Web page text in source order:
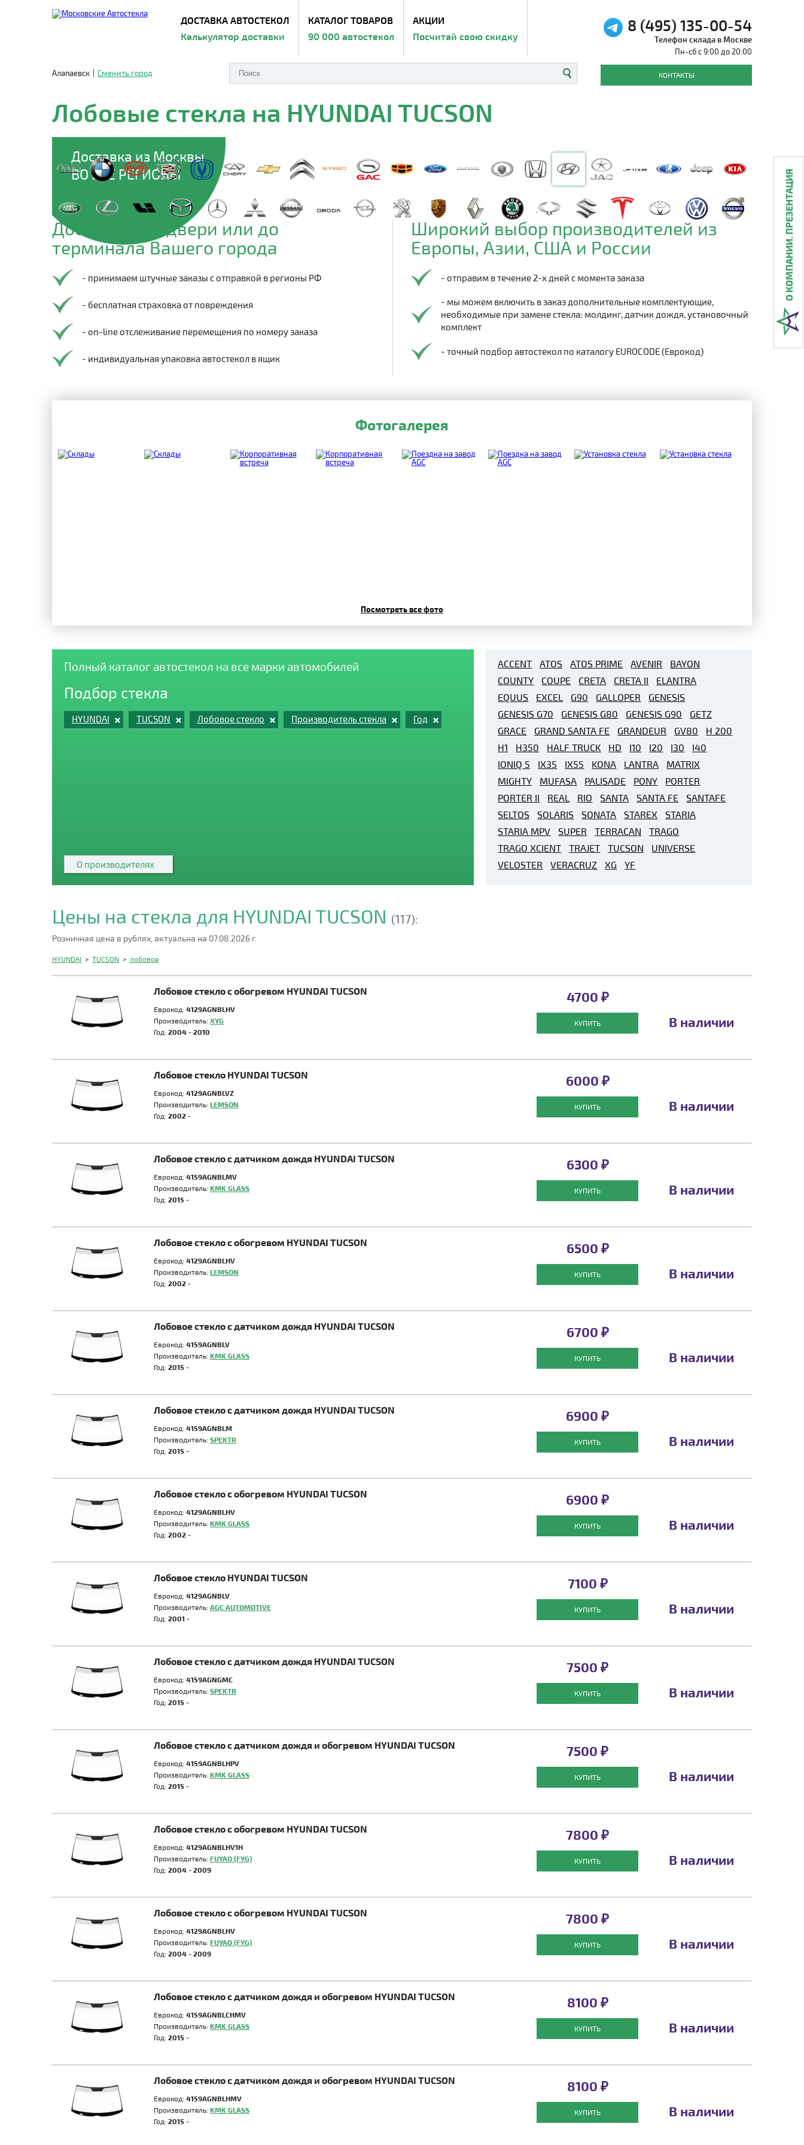
ДОСТАВКА АВТОСТЕКОЛ
Калькулятор доставки
КАТАЛОГ ТОВАРОВ
90 000 автостекол
АКЦИИ
Посчитай свою скидку
Алапаевск Сменить город
8 (495) 135-00-54
Телефон склада в Москве
Пн-сб с 9:00 до 20:00
КОНТАКТЫ
Лобовые стекла на HYUNDAI TUCSON
Доставка из Москвы
ВО ВСЕ РЕГИОНЫ
Доставим до двери или до
терминала Вашего города
- принимаем штучные заказы с отправкой в регионы РФ
- бесплатная страховка от повреждения
- on-line отслеживание перемещения по номеру заказа
- индивидуальная упаковка автостекол в ящик
Широкий выбор производителей из
Европы, Азии, США и России
- отправим в течение 2-х дней с момента заказа
- мы можем включить в заказ дополнительные комплектующие,
необходимые при замене стекла: молдинг, датчик дождя, установочный
комплект
- точный подбор автостекол по каталогу EUROCODE (Еврокод)
Фотогалерея
Посмотреть все фото
Полный каталог автостекол на все марки автомобилей
Подбор стекла
HYUNDAI TUCSON Лобовое стекло Производитель стекла Год
О производителях
ACCENT ATOS ATOS PRIME AVENIR
BAYON
COUNTY
COUPE CRETA CRETA II
ELANTRA
EQUUS
EXCEL G90 GALLOPER
GENESIS
GENESIS G70
GENESIS G80 GENESIS G90
GETZ
GRACE
GRAND SANTA FE GRANDEUR GV80
H 200
H1
H350 HALF TRUCK HD I10 I20 I30
I40
IONIQ 5
IX35 IX55 KONA LANTRA
MATRIX
MIGHTY
MUFASA PALISADE PONY
PORTER
PORTER II
REAL RIO SANTA SANTA FE
SANTAFE
SELTOS
SOLARIS SONATA STAREX
STARIA
STARIA MPV
SUPER TERRACAN
TRAGO
TRAGO XCIENT
TRAJET TUCSON
UNIVERSE
VELOSTER
VERACRUZ XG YF
Цены на стекла для HYUNDAI TUCSON (117):
Розничная цена в рублях, актуальна на 07.08.2026 г.
HYUNDAI > TUCSON > лобовое
Лобовое стекло с обогревом HYUNDAI TUCSON
Еврокод: 4129AGNBLHV
Производитель: XYG
Год: 2004 - 2010
4700 ₽
КУПИТЬ В наличии
Лобовое стекло HYUNDAI TUCSON
Еврокод: 4129AGNBLVZ
Производитель: LEMSON
Год: 2002 -
6000 ₽
КУПИТЬ В наличии
Лобовое стекло с датчиком дождя HYUNDAI TUCSON
Еврокод: 4159AGNBLMV
Производитель: KMK GLASS
Год: 2015 -
6300 ₽
КУПИТЬ В наличии
Лобовое стекло с обогревом HYUNDAI TUCSON
Еврокод: 4129AGNBLHV
Производитель: LEMSON
Год: 2002 -
6500 ₽
КУПИТЬ В наличии
Лобовое стекло с датчиком дождя HYUNDAI TUCSON
Еврокод: 4159AGNBLV
Производитель: KMK GLASS
Год: 2015 -
6700 ₽
КУПИТЬ В наличии
Лобовое стекло с датчиком дождя HYUNDAI TUCSON
Еврокод: 4159AGNBLM
Производитель: SPEKTR
Год: 2015 -
6900 ₽
КУПИТЬ В наличии
Лобовое стекло с обогревом HYUNDAI TUCSON
Еврокод: 4129AGNBLHV
Производитель: KMK GLASS
Год: 2002 -
6900 ₽
КУПИТЬ В наличии
Лобовое стекло HYUNDAI TUCSON
Еврокод: 4129AGNBLV
Производитель: AGC AUTOMOTIVE
Год: 2001 -
7100 ₽
КУПИТЬ В наличии
Лобовое стекло с датчиком дождя HYUNDAI TUCSON
Еврокод: 4159AGNGMC
Производитель: SPEKTR
Год: 2015 -
7500 ₽
КУПИТЬ В наличии
Лобовое стекло с датчиком дождя и обогревом HYUNDAI TUCSON
Еврокод: 4159AGNBLHPV
Производитель: KMK GLASS
Год: 2015 -
7500 ₽
КУПИТЬ В наличии
Лобовое стекло с обогревом HYUNDAI TUCSON
Еврокод: 4129AGNBLHV1H
Производитель: FUYAO (FYG)
Год: 2004 - 2009
7800 ₽
КУПИТЬ В наличии
Лобовое стекло с обогревом HYUNDAI TUCSON
Еврокод: 4129AGNBLHV
Производитель: FUYAO (FYG)
Год: 2004 - 2009
7800 ₽
КУПИТЬ В наличии
Лобовое стекло с датчиком дождя и обогревом HYUNDAI TUCSON
Еврокод: 4159AGNBLCHMV
Производитель: KMK GLASS
Год: 2015 -
8100 ₽
КУПИТЬ В наличии
Лобовое стекло с датчиком дождя и обогревом HYUNDAI TUCSON
Еврокод: 4159AGNBLHMV
Производитель: KMK GLASS
Год: 2015 -
8100 ₽
КУПИТЬ В наличии
О КОМПАНИИ. ПРЕЗЕНТАЦИЯ